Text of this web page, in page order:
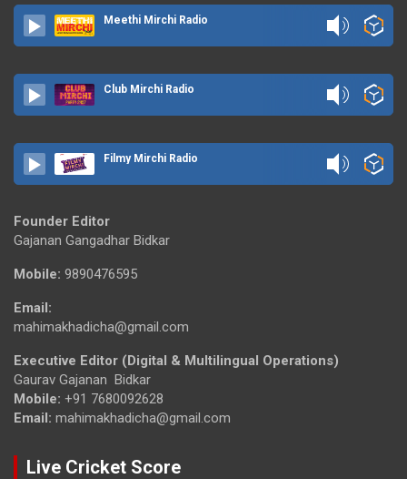
Meethi Mirchi Radio
Club Mirchi Radio
Filmy Mirchi Radio
Founder Editor
Gajanan Gangadhar Bidkar
Mobile: 9890476595
Email:
mahimakhadicha@gmail.com
Executive Editor (Digital & Multilingual Operations)
Gaurav Gajanan Bidkar
Mobile: +91 7680092628
Email: mahimakhadicha@gmail.com
Live Cricket Score